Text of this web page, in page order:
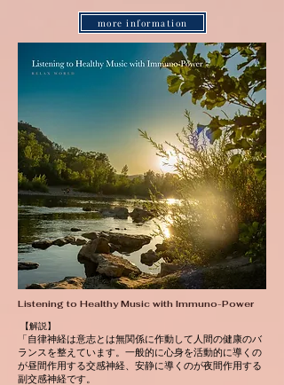
more information
Listening to Healthy Music with Immuno-Power
【解説】
「自律神経は意志とは無関係に作動して人間の健康のバ
ランスを整えています。一般的に心身を活動的に導くの
が昼間作用する交感神経、安静に導くのが夜間作用する
副交感神経です。